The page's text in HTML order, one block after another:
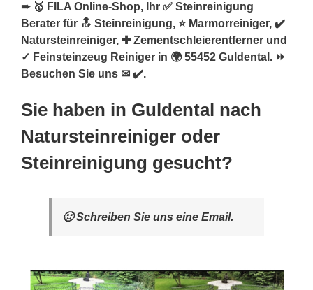
➨ 🥇 FILA Online-Shop, Ihr ✅ Steinreinigung
Berater für 🔝 Steinreinigung, ⭐ Marmorreiniger, ✔️
Natursteinreiniger, ✚ Zementschleierentferner und
✓ Feinsteinzeug Reiniger in 🌍 55452 Guldental. ⏩
Besuchen Sie uns ✉ ✔️.
Sie haben in Guldental nach
Natursteinreiniger oder
Steinreinigung gesucht?
🙂 Schreiben Sie uns eine Email.